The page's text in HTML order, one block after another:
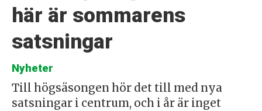
här är sommarens
satsningar
Nyheter
Till högsäsongen hör det till med nya
satsningar i centrum, och i år är inget